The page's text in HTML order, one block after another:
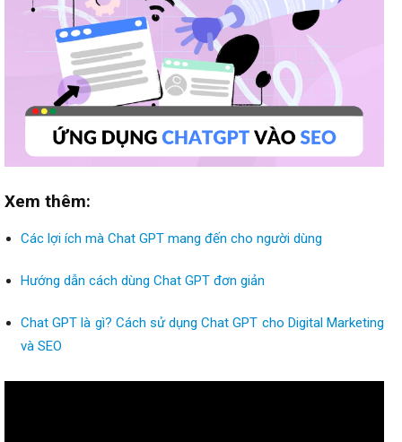
Xem thêm:
Các lợi ích mà Chat GPT mang đến cho người dùng
Hướng dẫn cách dùng Chat GPT đơn giản
Chat GPT là gì? Cách sử dụng Chat GPT cho Digital Marketing
và SEO